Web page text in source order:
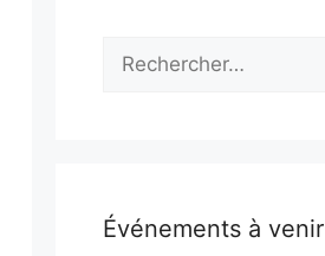
Rechercher :
Événements à venir